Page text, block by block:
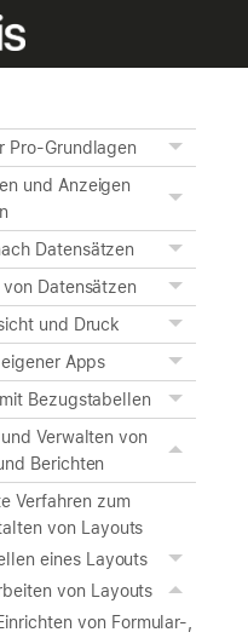
Pro-Grundlagen
und Anzeigen
Datensätzen
Datensätzen
und Druck
Apps
Bezugstabellen
Verwalten von
Berichten
Verfahren zum
von Layouts
eines Layouts
von Layouts
von Formular-,